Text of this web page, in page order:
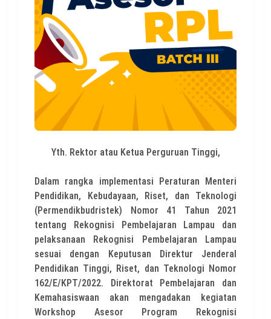
Yth. Rektor atau Ketua Perguruan Tinggi,
Dalam rangka implementasi Peraturan Menteri
Pendidikan, Kebudayaan, Riset, dan Teknologi
(Permendikbudristek) Nomor 41 Tahun 2021
tentang Rekognisi Pembelajaran Lampau dan
pelaksanaan Rekognisi Pembelajaran Lampau
sesuai dengan Keputusan Direktur Jenderal
Pendidikan Tinggi, Riset, dan Teknologi Nomor
162/E/KPT/2022. Direktorat Pembelajaran dan
Kemahasiswaan akan mengadakan kegiatan
Workshop Asesor Program Rekognisi